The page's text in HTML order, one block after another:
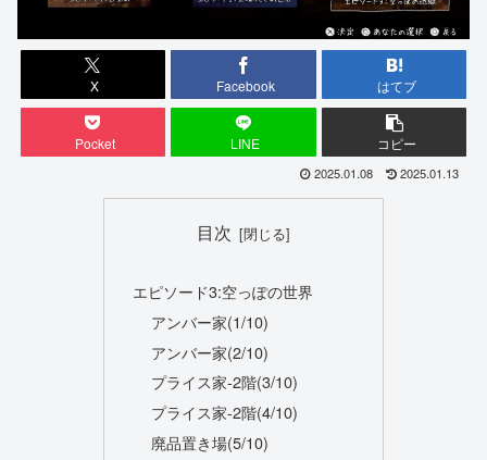
X Facebook はてブ
Pocket LINE コピー
2025.01.08 2025.01.13
目次
エピソード3:空っぽの世界
アンバー家(1/10)
アンバー家(2/10)
プライス家-2階(3/10)
プライス家-2階(4/10)
廃品置き場(5/10)